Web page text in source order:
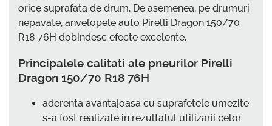
orice suprafata de drum. De asemenea, pe drumuri
nepavate, anvelopele auto Pirelli Dragon 150/70
R18 76H dobindesc efecte excelente.
Principalele calitati ale pneurilor Pirelli
Dragon 150/70 R18 76H
aderenta avantajoasa cu suprafetele umezite
s-a fost realizate in rezultatul utilizarii celor